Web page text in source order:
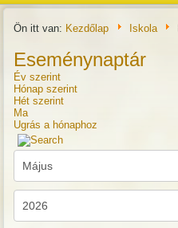
Ön itt van: Kezdőlap Iskola
Eseménynaptár
Év szerint
Hónap szerint
Hét szerint
Ma
Ugrás a hónaphoz